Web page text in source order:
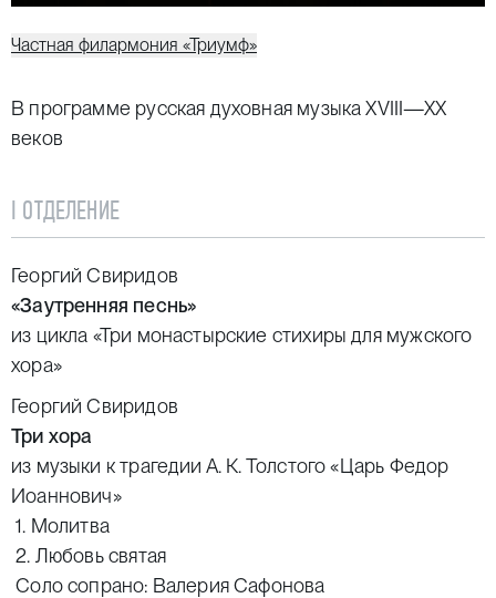
Частная филармония «Триумф»
В программе русская духовная музыка XVIII—XX
веков
I ОТДЕЛЕНИЕ
Георгий Свиридов
«Заутренняя песнь»
из цикла «Три монастырские стихиры для мужского
хора»
Георгий Свиридов
Три хора
из музыки к трагедии А. К. Толстого «Царь Федор
Иоаннович»
1. Молитва
2. Любовь святая
Соло сопрано: Валерия Сафонова